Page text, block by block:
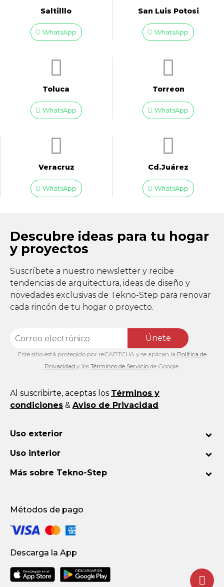
Saltilllo
WhatsApp
San Luis Potosi
WhatsApp
Toluca
WhatsApp
Torreon
WhatsApp
Veracruz
WhatsApp
Cd.Juárez
WhatsApp
Descubre ideas para tu hogar
y proyectos
Suscríbete a nuestro newsletter y recibe
tendencias de arquitectura, ideas de diseño y
novedades exclusivas de Tekno-Step para renovar
cada rincón de tu hogar o proyecto.
Únete
Este sitio está protegido por reCAPTCHA y se aplican la Política de
Privacidad y los Términos de Servicio de Google.
Al suscribirte, aceptas los Términos y
condiciones & Aviso de Privacidad
Uso exterior
Uso interior
Más sobre Tekno-Step
Métodos de pago
Descarga la App